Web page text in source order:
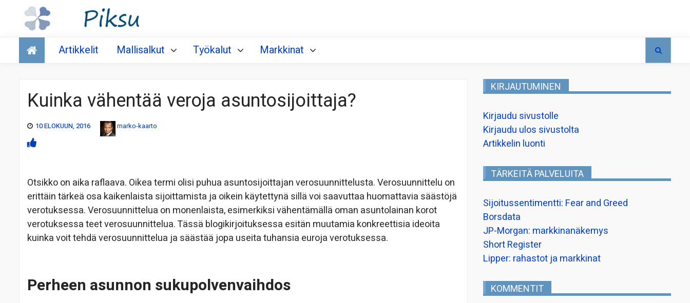
Talous
Artikkelit Mallisalkut Työkalut Markkinat
Kuinka vähentää veroja asuntosijoittaja?
10 ELOKUUN, 2016 marko-kaarto
Otsikko on aika raflaava. Oikea termi olisi puhua asuntosijoittajan verosuunnittelusta. Verosuunnittelu on
erittäin tärkeä osa kaikenlaista sijoittamista ja oikein käytettynä sillä voi saavuttaa huomattavia säästöjä
verotuksessa. Verosuunnittelua on monenlaista, esimerkiksi vähentämällä oman asuntolainan korot
verotuksessa teet verosuunnittelua. Tässä blogikirjoituksessa esitän muutamia konkreettisia ideoita
kuinka voit tehdä verosuunnittelua ja säästää jopa useita tuhansia euroja verotuksessa.
Perheen asunnon sukupolvenvaihdos
KIRJAUTUMINEN
Kirjaudu sivustolle
Kirjaudu ulos sivustolta
Artikkelin luonti
TÄRKEITÄ PALVELUITA
Sijoitussentimentti: Fear and Greed
Borsdata
JP-Morgan: markkinanäkemys
Short Register
Lipper: rahastot ja markkinat
KOMMENTIT